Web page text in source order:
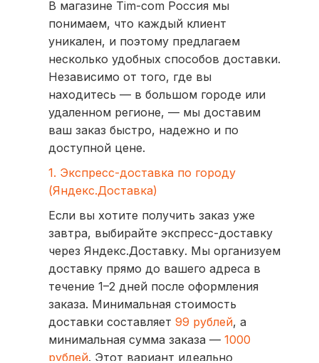
В магазине Tim-com Россия мы
понимаем, что каждый клиент
уникален, и поэтому предлагаем
несколько удобных способов доставки.
Независимо от того, где вы
находитесь — в большом городе или
удаленном регионе, — мы доставим
ваш заказ быстро, надежно и по
доступной цене.
1. Экспресс-доставка по городу
(Яндекс.Доставка)
Если вы хотите получить заказ уже
завтра, выбирайте экспресс-доставку
через Яндекс.Доставку. Мы организуем
доставку прямо до вашего адреса в
течение 1–2 дней после оформления
заказа. Минимальная стоимость
доставки составляет 99 рублей, а
минимальная сумма заказа — 1000
рублей. Этот вариант идеально